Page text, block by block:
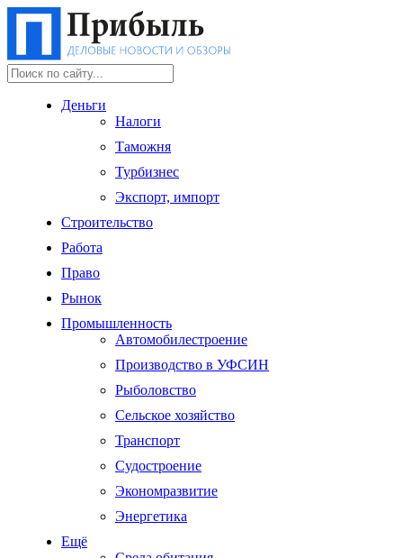
Деньги
Налоги
Таможня
Турбизнес
Экспорт, импорт
Строительство
Работа
Право
Рынок
Промышленность
Автомобилестроение
Производство в УФСИН
Рыболовство
Сельское хозяйство
Транспорт
Судостроение
Экономразвитие
Энергетика
Ещё